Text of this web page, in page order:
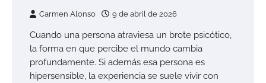
Carmen Alonso 9 de abril de 2026
Cuando una persona atraviesa un brote psicótico,
la forma en que percibe el mundo cambia
profundamente. Si además esa persona es
hipersensible, la experiencia se suele vivir con